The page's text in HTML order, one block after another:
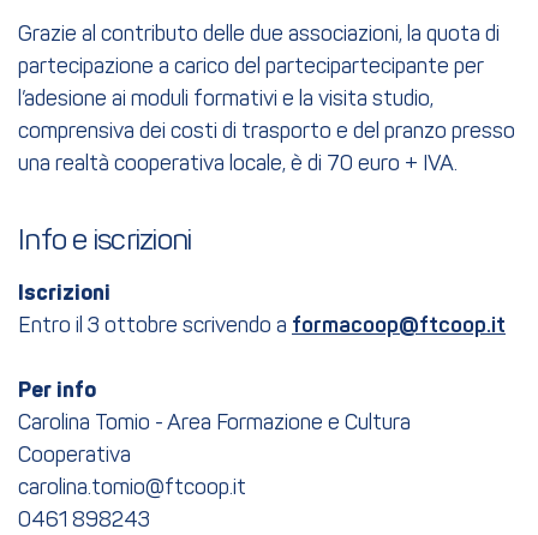
Grazie al contributo delle due associazioni, la quota di
partecipazione a carico del partecipartecipante per
l’adesione ai moduli formativi e la visita studio,
comprensiva dei costi di trasporto e del pranzo presso
una realtà cooperativa locale, è di 70 euro + IVA.
Info e iscrizioni
Iscrizioni
Entro il 3 ottobre scrivendo a formacoop@ftcoop.it
Per info
Carolina Tomio - Area Formazione e Cultura
Cooperativa
carolina.tomio@ftcoop.it
0461 898243